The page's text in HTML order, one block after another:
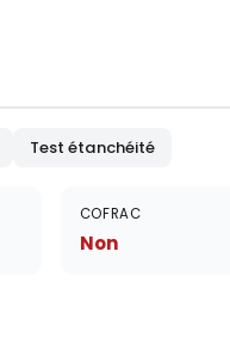
Test étanchéité
COFRAC
Non